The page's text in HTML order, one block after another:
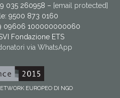
035 260958 – [email protected]
9500 873 0160
09606 100000000060
Fondazione ETS
via WhatsApp
EUROPEO DI NGO